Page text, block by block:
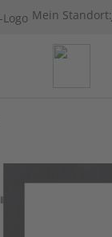
Mein Standort: